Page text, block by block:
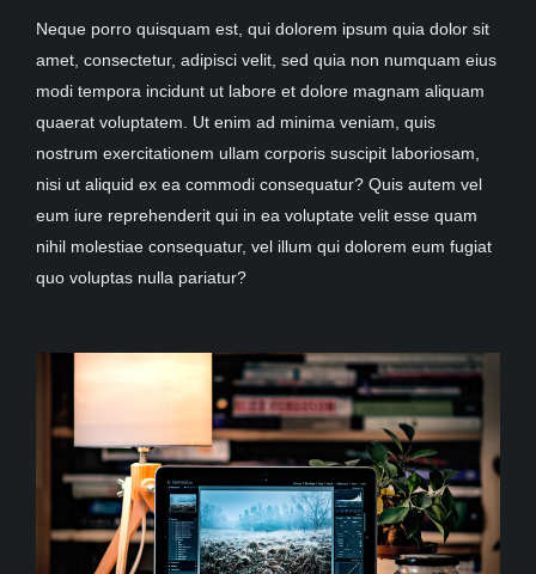
Neque porro quisquam est, qui dolorem ipsum quia dolor sit
amet, consectetur, adipisci velit, sed quia non numquam eius
modi tempora incidunt ut labore et dolore magnam aliquam
quaerat voluptatem. Ut enim ad minima veniam, quis
nostrum exercitationem ullam corporis suscipit laboriosam,
nisi ut aliquid ex ea commodi consequatur? Quis autem vel
eum iure reprehenderit qui in ea voluptate velit esse quam
nihil molestiae consequatur, vel illum qui dolorem eum fugiat
quo voluptas nulla pariatur?